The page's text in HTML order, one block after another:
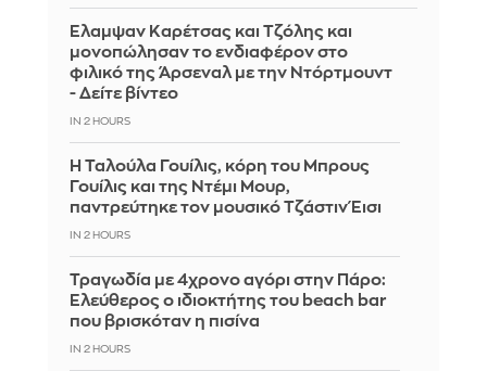
Έλαμψαν Καρέτσας και Τζόλης και
μονοπώλησαν το ενδιαφέρον στο
φιλικό της Άρσεναλ με την Ντόρτμουντ
- Δείτε βίντεο
IN 2 HOURS
Η Ταλούλα Γουίλις, κόρη του Μπρους
Γουίλις και της Ντέμι Μουρ,
παντρεύτηκε τον μουσικό Τζάστιν Έισι
IN 2 HOURS
Τραγωδία με 4χρονο αγόρι στην Πάρο:
Ελεύθερος ο ιδιοκτήτης του beach bar
που βρισκόταν η πισίνα
IN 2 HOURS